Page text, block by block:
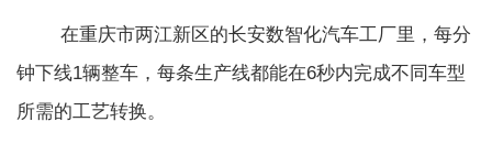
在重庆市两江新区的长安数智化汽车工厂里，每分
钟下线1辆整车，每条生产线都能在6秒内完成不同车型
所需的工艺转换。